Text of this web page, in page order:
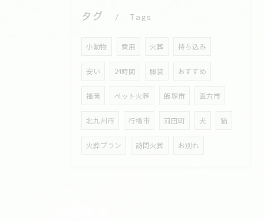
タグ Tags
小動物 費用 火葬 持ち込み
安い 24時間 服装 おすすめ
福岡 ペット火葬 飯塚市 直方市
北九州市 行橋市 苅田町 犬 猫
火葬プラン 訪問火葬 お別れ